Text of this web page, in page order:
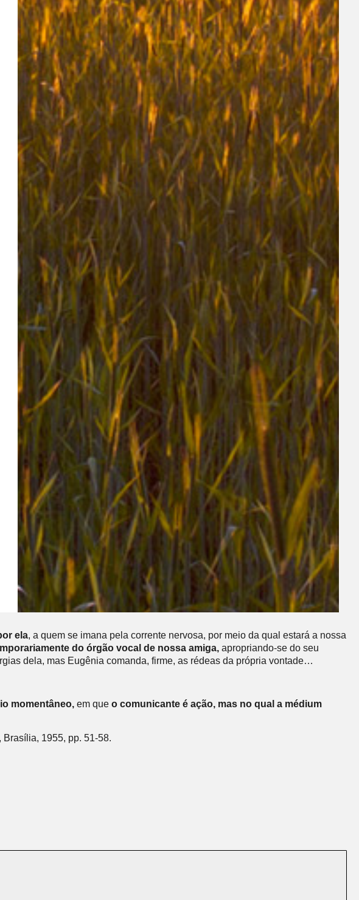
ela, a quem se imana pela corrente nervosa, por meio da qual estará a nossa
do órgão vocal de nossa amiga, apropriando-se do seu
dela, mas Eugênia comanda, firme, as rédeas da própria vontade…
momentâneo, em que o comunicante é ação, mas no qual a médium
1955, pp. 51-58.